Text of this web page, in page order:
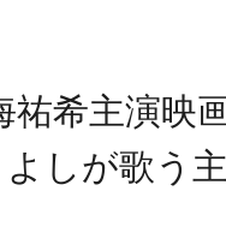
希主演映
しが歌う主